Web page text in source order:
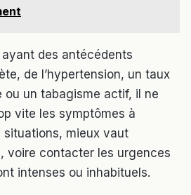
des antécédents
de l’hypertension, un taux
ou un tabagisme actif, il ne
vite les symptômes à
situations, mieux vaut
voire contacter les urgences
intenses ou inhabituels.